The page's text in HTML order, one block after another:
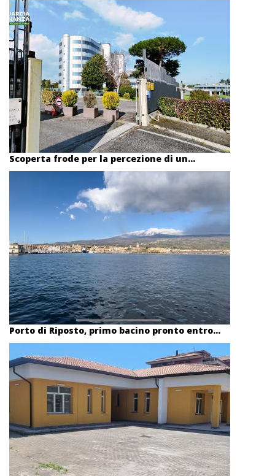
Scoperta frode per la percezione di un...
Porto di Riposto, primo bacino pronto entro...